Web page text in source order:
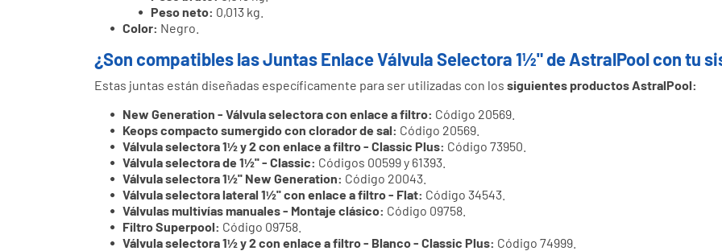
Peso neto: 0,013 kg.
Color: Negro.
¿Son compatibles las Juntas Enlace Válvula Selectora 1½" de AstralPool con tu
Estas juntas están diseñadas específicamente para ser utilizadas con los siguientes productos AstralPool:
New Generation - Válvula selectora con enlace a filtro: Código 20569.
Keops compacto sumergido con clorador de sal: Código 20569.
Válvula selectora 1½ y 2 con enlace a filtro - Classic Plus: Código 73950.
Válvula selectora de 1½'' - Classic: Códigos 00599 y 61393.
Válvula selectora 1½'' New Generation: Código 20043.
Válvula selectora lateral 1½'' con enlace a filtro - Flat: Código 34543.
Válvulas multivías manuales - Montaje clásico: Código 09758.
Filtro Superpool: Código 09758.
Válvula selectora 1½ y 2 con enlace a filtro - Blanco - Classic Plus: Código 74999.